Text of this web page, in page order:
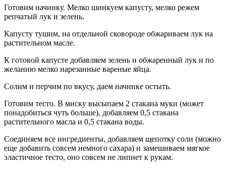
Готовим начинку. Мелко шинкуем капусту, мелко режем
репчатый лук и зелень.
Капусту тушим, на отдельной сковороде обжариваем лук на
растительном масле.
К готовой капусте добавляем зелень и обжаренный лук и по
желанию мелко нарезанные вареные яйца.
Солим и перчим по вкусу, даем начинке остыть.
Готовим тесто. В миску высыпаем 2 стакана муки (может
понадобиться чуть больше), добавляем 0,5 стакана
растительного масла и 0,5 стакана воды.
Соединяем все ингредиенты, добавляем щепотку соли (можно
еще добавить совсем немного сахара) и замешиваем мягкое
эластичное тесто, оно совсем не липнет к рукам.